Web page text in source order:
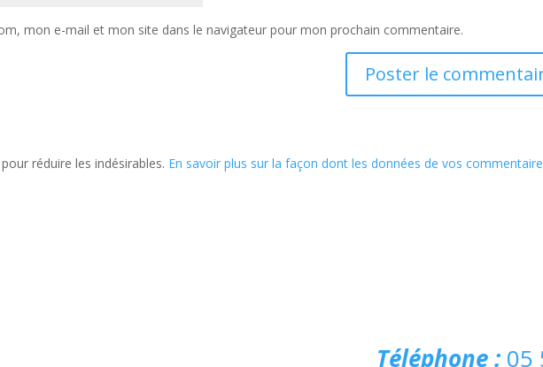
mon e-mail et mon site dans le navigateur pour mon prochain commentaire.
réduire les indésirables. En savoir plus sur la façon dont les données de vos
Téléphone :05